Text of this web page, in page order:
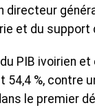
directeur
et du support
PIB ivoirien
%, contre
le premier